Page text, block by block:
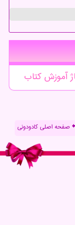
آموزشكتاب
صفحه اصلی کادودونی